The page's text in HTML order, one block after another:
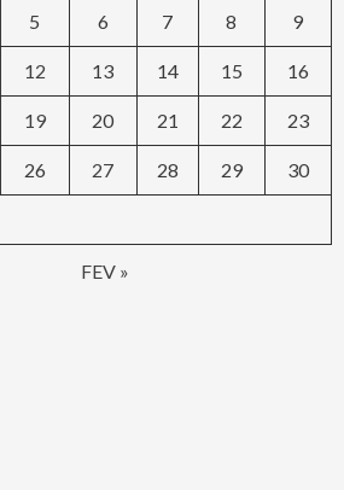
FEV »
5 6 7 8 9
12 13 14 15 16
19 20 21 22 23
26 27 28 29 30